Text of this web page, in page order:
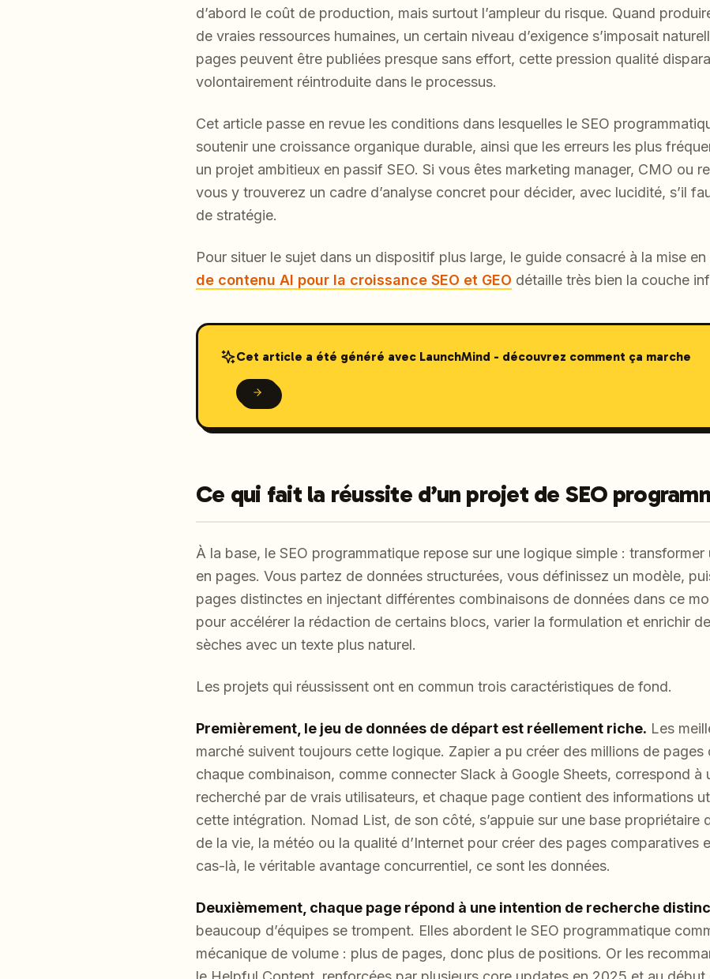
d’abord le coût de production, mais surtout l’ampleur du risque. Quand
de vraies ressources humaines, un certain niveau d’exigence s’imposait
pages peuvent être publiées presque sans effort, cette pression qualité
volontairement réintroduite dans le processus.
Cet article passe en revue les conditions dans lesquelles le SEO
soutenir une croissance organique durable, ainsi que les erreurs les plus
un projet ambitieux en passif SEO. Si vous êtes marketing manager, CMO ou
vous y trouverez un cadre d’analyse concret pour décider, avec lucidité, s’il
de stratégie.
Pour situer le sujet dans un dispositif plus large, le guide consacré à la mise en
de contenu AI pour la croissance SEO et GEO détaille très bien la couche
Cet article a été généré avec LaunchMind - découvrez comment ça marche
Ce qui fait la réussite d’un projet de SEO
À la base, le SEO programmatique repose sur une logique simple :
en pages. Vous partez de données structurées, vous définissez un modèle,
pages distinctes en injectant différentes combinaisons de données dans ce
pour accélérer la rédaction de certains blocs, varier la formulation et enrichir
sèches avec un texte plus naturel.
Les projets qui réussissent ont en commun trois caractéristiques de fond.
Premièrement, le jeu de données de départ est réellement riche. Les
marché suivent toujours cette logique. Zapier a pu créer des millions de pages
chaque combinaison, comme connecter Slack à Google Sheets, correspond à
recherché par de vrais utilisateurs, et chaque page contient des informations
cette intégration. Nomad List, de son côté, s’appuie sur une base propriétaire
de la vie, la météo ou la qualité d’Internet pour créer des pages comparatives
cas-là, le véritable avantage concurrentiel, ce sont les données.
Deuxièmement, chaque page répond à une intention de recherche
beaucoup d’équipes se trompent. Elles abordent le SEO programmatique
mécanique de volume : plus de pages, donc plus de positions. Or les